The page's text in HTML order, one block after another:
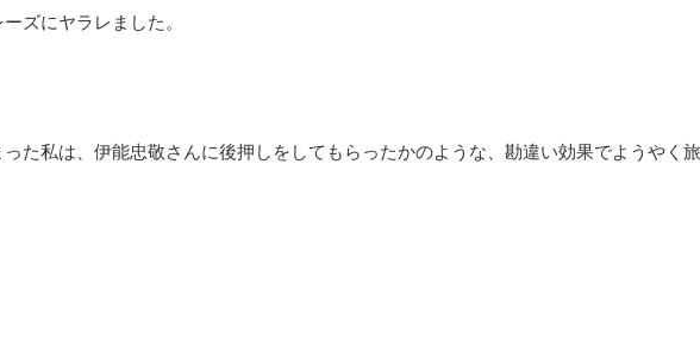
ズにヤラレました。
た私は、伊能忠敬さんに後押しをしてもらったかのような、勘違い効果でようやく